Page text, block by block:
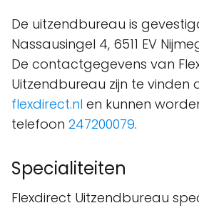
De uitzendbureau is
Nassausingel 4, 6511 EV
De contactgegevens van
Uitzendbureau zijn te vinden
flexdirect.nl en kunnen
telefoon 247200079.
Specialiteiten
Flexdirect Uitzendbureau